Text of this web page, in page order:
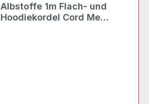
Albstoffe 1m Flach- und
Hoodiekordel Cord Me